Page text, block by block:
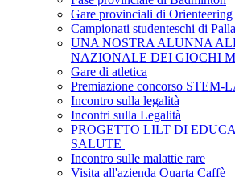
Gare provinciali di Orienteering
Campionati studenteschi di
UNA NOSTRA ALUNNA
NAZIONALE DEI GIOCHI
Gare di atletica
Premiazione concorso STEM-
Incontro sulla legalità
Incontri sulla Legalità
PROGETTO LILT DI
SALUTE
Incontro sulle malattie rare
Visita all'azienda Quarta Caffè